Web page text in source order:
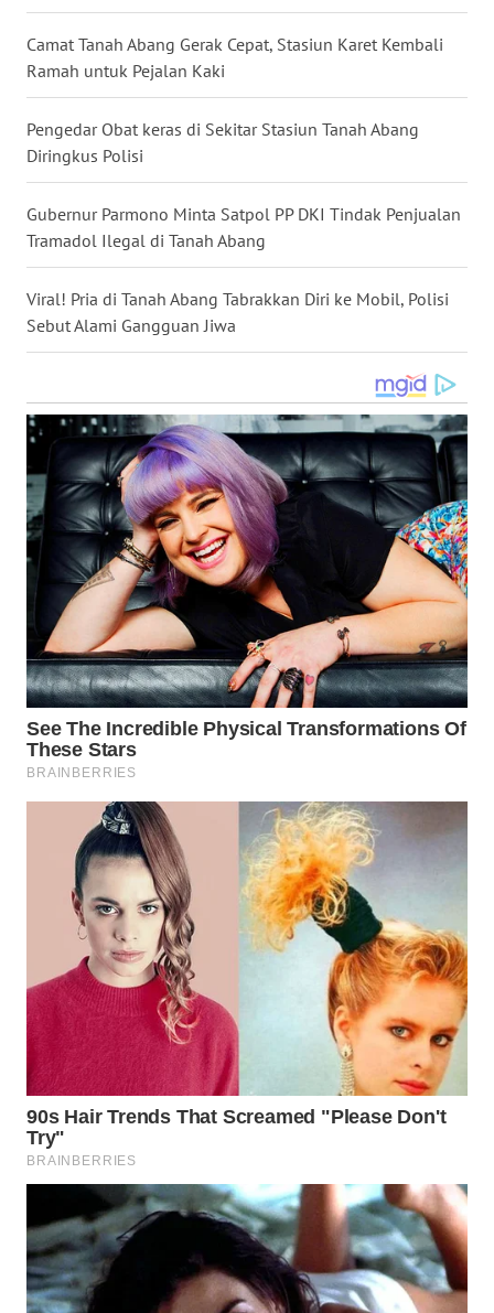
Camat Tanah Abang Gerak Cepat, Stasiun Karet Kembali
Ramah untuk Pejalan Kaki
Pengedar Obat keras di Sekitar Stasiun Tanah Abang
Diringkus Polisi
Gubernur Parmono Minta Satpol PP DKI Tindak Penjualan
Tramadol Ilegal di Tanah Abang
Viral! Pria di Tanah Abang Tabrakkan Diri ke Mobil, Polisi
Sebut Alami Gangguan Jiwa
NUSANTARA
JOGJA
JATIM
WN
BALI
WN
WN
KALTENG
WN
KALTARA
WN
KALSEL
WN
KALTIM
WN
WN
GORONTALO
WN
MALUKU
WN
MALUT
WN
WN
DANAU
TOBA